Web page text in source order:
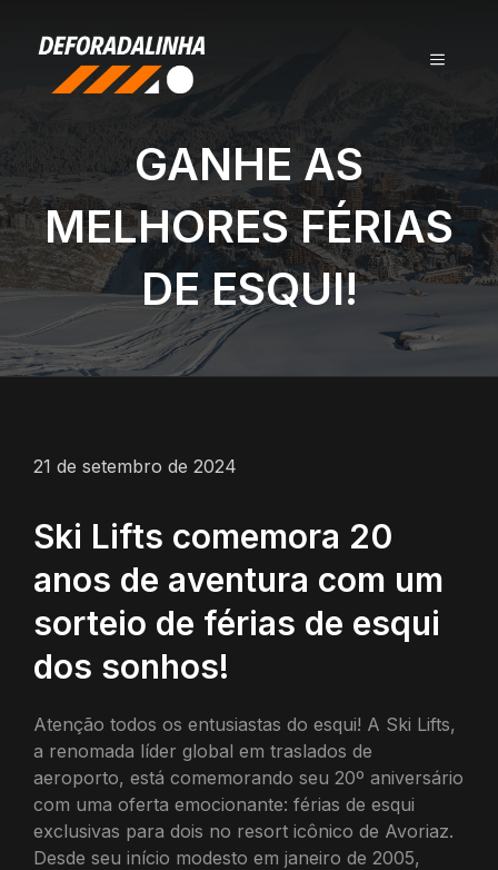
conteúdo
MENU
GANHE AS
MELHORES FÉRIAS
DE ESQUI!
21 de setembro de 2024
Ski Lifts comemora 20
anos de aventura com um
sorteio de férias de esqui
dos sonhos!
Atenção todos os entusiastas do esqui! A Ski Lifts,
a renomada líder global em traslados de
aeroporto, está comemorando seu 20º aniversário
com uma oferta emocionante: férias de esqui
exclusivas para dois no resort icônico de Avoriaz.
Desde seu início modesto em janeiro de 2005,